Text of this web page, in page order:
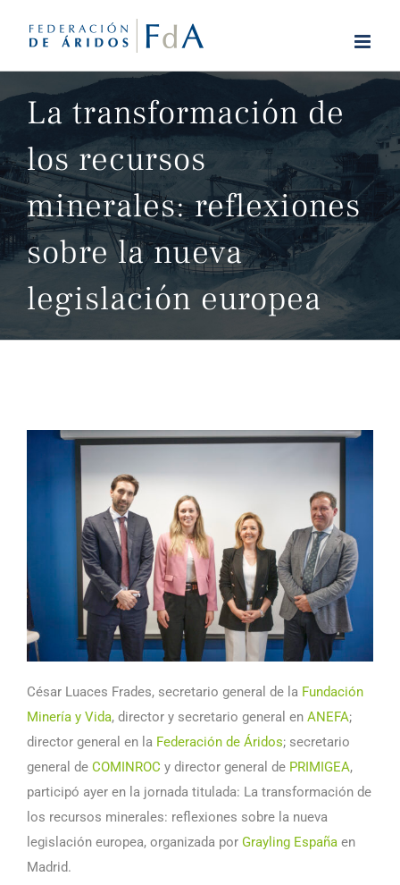
La transformación de
los recursos
minerales: reflexiones
sobre la nueva
legislación europea
César Luaces Frades, secretario general de la Fundación
Minería y Vida, director y secretario general en ANEFA;
director general en la Federación de Áridos; secretario
general de COMINROC y director general de PRIMIGEA,
participó ayer en la jornada titulada: La transformación de
los recursos minerales: reflexiones sobre la nueva
legislación europea, organizada por Grayling España en
Madrid.